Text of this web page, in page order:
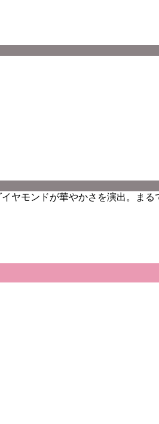
ヤモンドが華やかさを演出。ま